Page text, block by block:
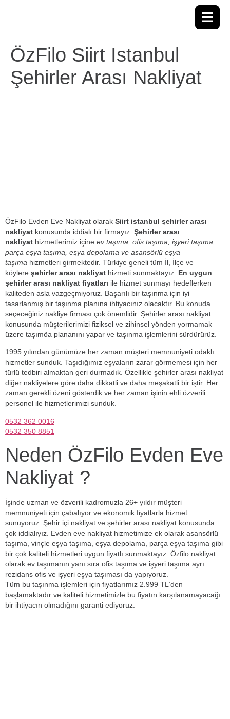
ÖzFilo Siirt Istanbul
Şehirler Arası Nakliyat
ÖzFilo Evden Eve Nakliyat olarak Siirt istanbul şehirler arası
nakliyat konusunda iddialı bir firmayız. Şehirler arası
nakliyat hizmetlerimiz içine ev taşıma, ofis taşıma, işyeri taşıma,
parça eşya taşıma, eşya depolama ve asansörlü eşya
taşıma hizmetleri girmektedir. Türkiye geneli tüm İl, İlçe ve
köylere şehirler arası nakliyat hizmeti sunmaktayız. En uygun
şehirler arası nakliyat fiyatları ile hizmet sunmayı hedeflerken
kaliteden asla vazgeçmiyoruz. Başarılı bir taşınma için iyi
tasarlanmış bir taşınma planına ihtiyacınız olacaktır. Bu konuda
seçeceğiniz nakliye firması çok önemlidir. Şehirler arası nakliyat
konusunda müşterilerimizi fiziksel ve zihinsel yönden yormamak
üzere taşımöa plananını yapar ve taşınma işlemlerini sürdürürüz.
1995 yılından günümüze her zaman müşteri memnuniyeti odaklı
hizmetler sunduk. Taşıdığımız eşyaların zarar görmemesi için her
türlü tedbiri almaktan geri durmadık. Özellikle şehirler arası nakliyat
diğer nakliyelere göre daha dikkatli ve daha meşakatli bir iştir. Her
zaman gerekli özeni gösterdik ve her zaman işinin ehli özverili
personel ile hizmetlerimizi sunduk.
0532 362 0016
0532 350 8851
Neden ÖzFilo Evden Eve
Nakliyat ?
İşinde uzman ve özverili kadromuzla 26+ yıldır müşteri
memnuniyeti için çabalıyor ve ekonomik fiyatlarla hizmet
sunuyoruz. Şehir içi nakliyat ve şehirler arası nakliyat konusunda
çok iddialıyız. Evden eve nakliyat hizmetimize ek olarak asansörlü
taşıma, vinçle eşya taşıma, eşya depolama, parça eşya taşıma gibi
bir çok kaliteli hizmetleri uygun fiyatlı sunmaktayız. Özfilo nakliyat
olarak ev taşımanın yanı sıra ofis taşıma ve işyeri taşıma ayrı
rezidans ofis ve işyeri eşya taşıması da yapıyoruz.
Tüm bu taşınma işlemleri için fiyatlarımız 2.999 TL‘den
başlamaktadır ve kaliteli hizmetimizle bu fiyatın karşılanamayacağı
bir ihtiyacın olmadığını garanti ediyoruz.